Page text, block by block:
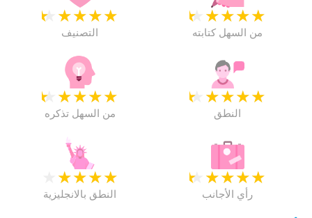
★
★
★
★
★
التصنيف
★
★
★
★
★
من السهل كتابته
★
★
★
★
★
من السهل تذكره
★
★
★
★
★
النطق
★
★
★
★
النطق بالانجليزية
★
★
★
★
★
رأي الأجانب